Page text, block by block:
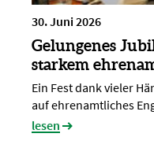
30. Juni 2026
Gelungenes
starkem
Ein Fest dank vieler
auf ehrenamtliches
lesen